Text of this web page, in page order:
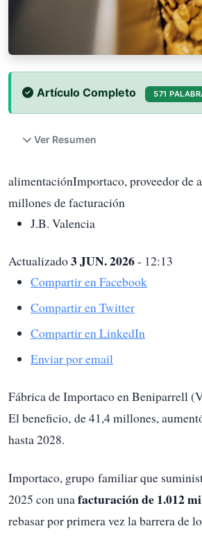
Artículo Completo 571
Ver Resumen
alimentaciónImportaco, proveedor de
millones de facturación
J.B. Valencia
Actualizado3 JUN. 2026- 12:13
Compartir en Facebook
Compartir en Twitter
Compartir en LinkedIn
Enviar por email
Fábrica de Importaco en Beniparrell
El beneficio, de 41,4 millones,
hasta 2028.
Importaco, grupo familiar que
2025 con unafacturación de 1.012
rebasar por primera vez la barrera de